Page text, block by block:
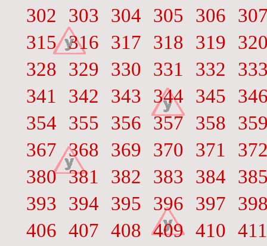
302
303 304 305 306
315 316 317 318 319
328
329 330 331 332
341
342 343 344 345
354
355 356 357 358
367 368 369 370 371
380 381 382 383 384
393
394 395 396 397
406 407 408 409 410 411